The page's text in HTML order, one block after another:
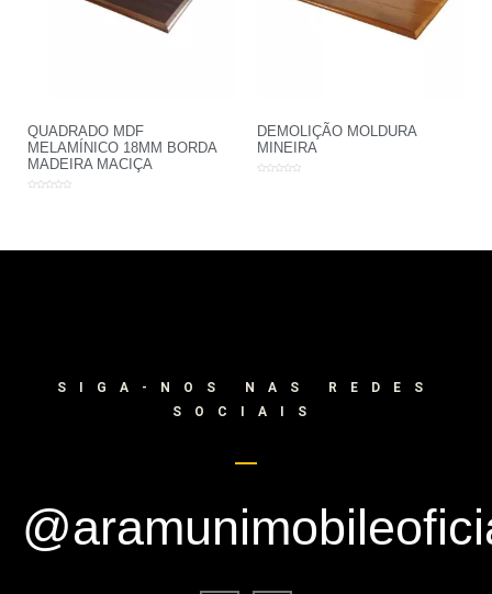
QUADRADO MDF
MELAMÍNICO 18MM BORDA
MADEIRA MACIÇA
DEMOLIÇÃO MOLDURA
MINEIRA
SIGA-NOS NAS REDES
SOCIAIS